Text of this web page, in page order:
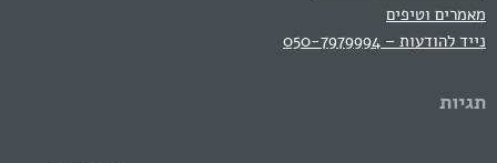
מאמרים וטיפים
נייד להודעות – 050-7979994
תגיות